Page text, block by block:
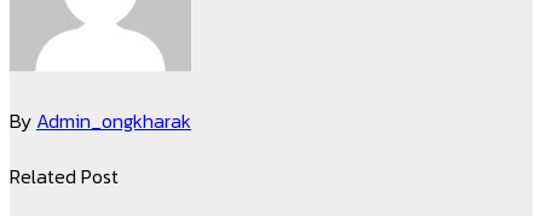
By Admin_ongkharak
Related Post